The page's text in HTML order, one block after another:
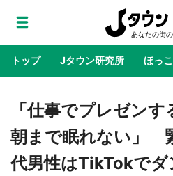
トップ Jタウン研究所 ほっ
地域×二次元 絶景 あの
アニメ『はたらく
ラボ 作品の世界観
「仕事でプレゼン
朝まで眠れない」
代男性はTikTokで